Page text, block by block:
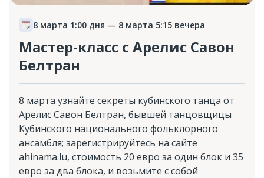
8 марта 1:00 дня — 8 марта 5:15 вечера
Мастер-класс с Арелис Савон
Белтран
8 марта узнайте секреты кубинского танца от
Арелис Савон Белтран, бывшей танцовщицы
Кубинского национального фольклорного
ансамбля; зарегистрируйтесь на сайте
ahinama.lu, стоимость 20 евро за один блок и 35
евро за два блока, и возьмите с собой